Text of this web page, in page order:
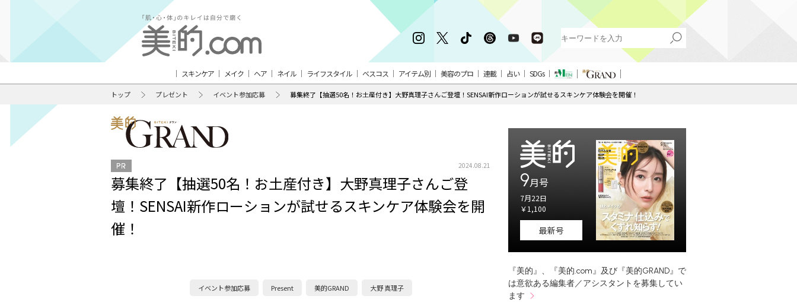
スキンケア メイク ヘア ネイル ライフスタイル ベスコス アイテム別 美容のプロ 連載 占い SDGs
トップ プレゼント イベント参加応募 募集終了【抽選50名！お土産付き】大野真理子さんご登壇！SENSAI新作ローションが試せるスキンケア体験会を開催！
2024.08.21
募集終了【抽選50名！お土産付き】大野真理子さんご登
壇！SENSAI新作ローションが試せるスキンケア体験会を開
催！
イベント参加応募 Present 美的GRAND 大野 真理子
9月号
7月22日
￥1,100
最新号
『美的』、『美的.com』及び『美的GRAND』で
は意欲ある編集者／アシスタントを募集してい
ます